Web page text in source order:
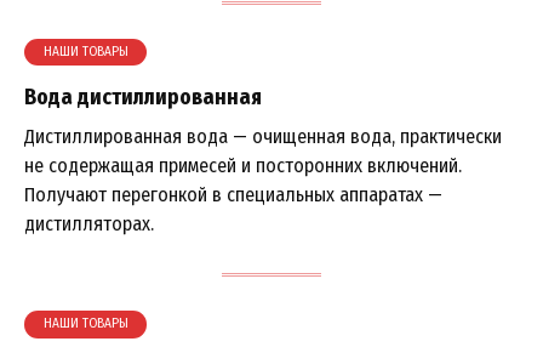
НАШИ ТОВАРЫ
Вода дистиллированная
Дистиллированная вода — очищенная вода, практически
не содержащая примесей и посторонних включений.
Получают перегонкой в специальных аппаратах —
дистилляторах.
НАШИ ТОВАРЫ